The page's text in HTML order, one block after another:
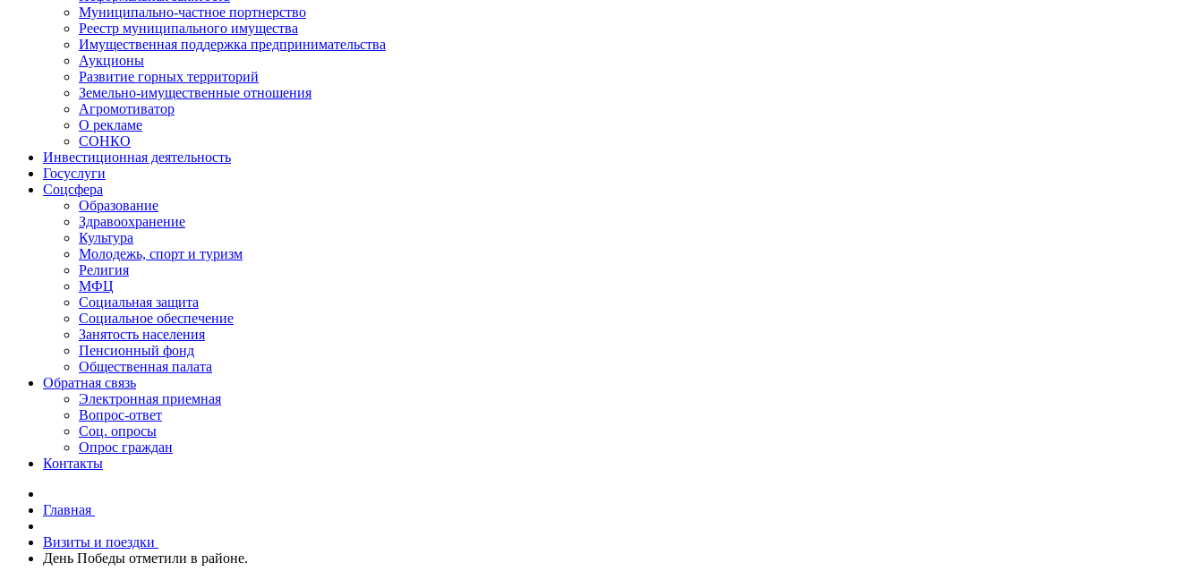
Муниципально-частное портнерство
Реестр муниципального имущества
Имущественная поддержка предпринимательства
Аукционы
Развитие горных территорий
Земельно-имущественные отношения
Агромотиватор
О рекламе
СОНКО
Инвестиционная деятельность
Госуслуги
Соцсфера
Образование
Здравоохранение
Культура
Молодежь, спорт и туризм
Религия
МФЦ
Социальная защита
Социальное обеспечение
Занятость населения
Пенсионный фонд
Общественная палата
Обратная связь
Электронная приемная
Вопрос-ответ
Соц. опросы
Опрос граждан
Контакты
Главная
Визиты и поездки
День Победы отметили в районе.